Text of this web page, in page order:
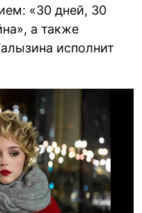
«30 дней, 30
а также
исполнит